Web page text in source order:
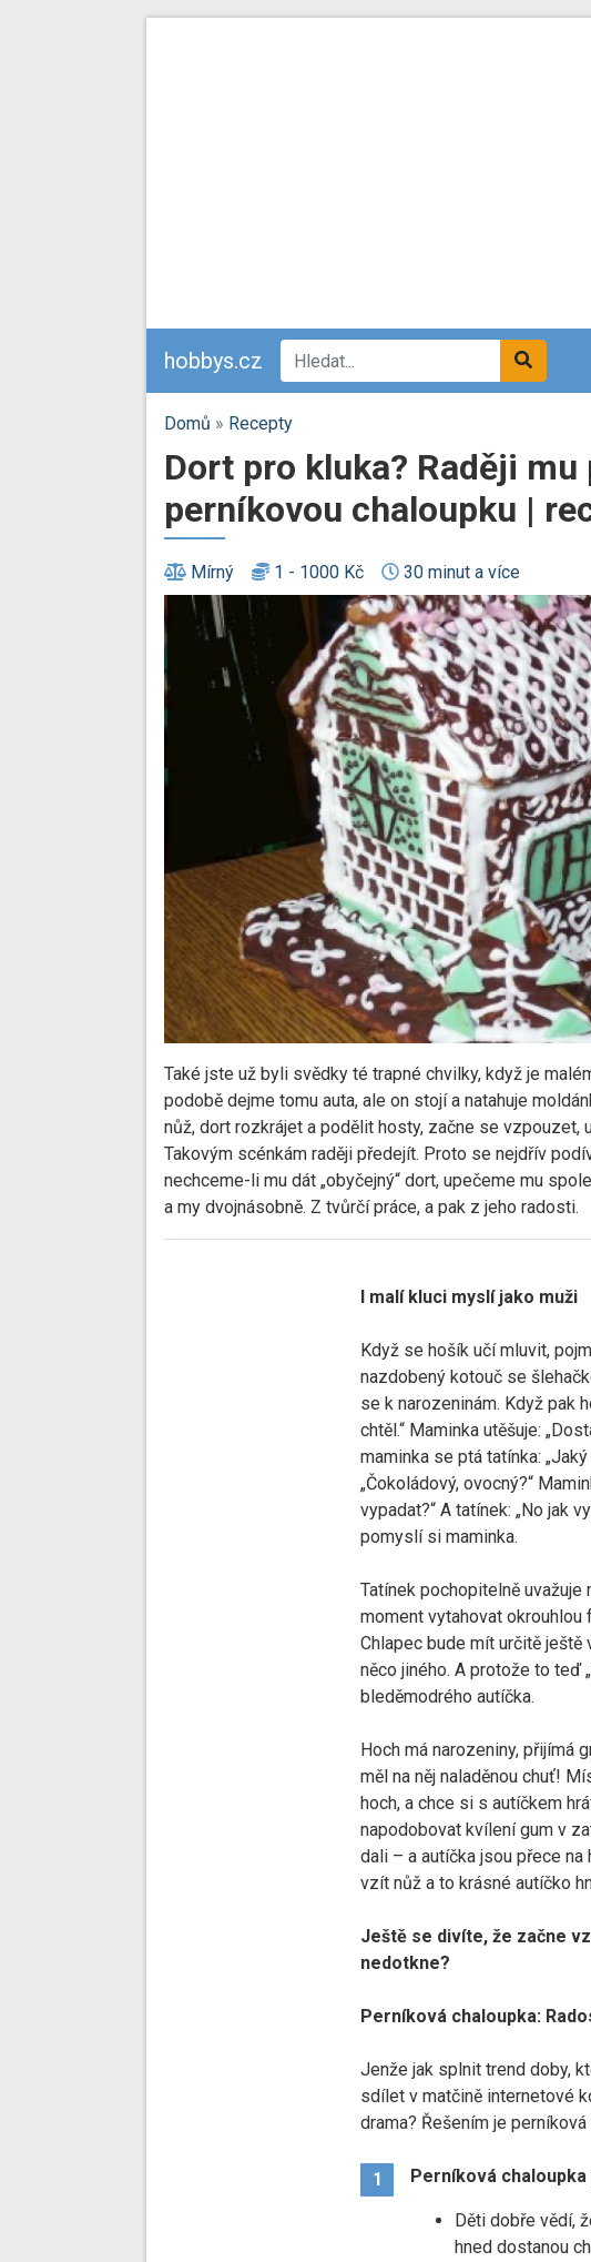
hobbys.cz
Domů » Recepty
Dort pro kluka? Raději
perníkovou chaloupku |
Mírný 1 - 1000 Kč 30 minut a více
Také jste už byli svědky té trapné chvilky, když je
podobě dejme tomu auta, ale on stojí a natahuje
nůž, dort rozkrájet a podělit hosty, začne se vzpouzet,
Takovým scénkám raději předejít. Proto se nejdřív
nechceme-li mu dát „obyčejný“ dort, upečeme mu
a my dvojnásobně. Z tvůrčí práce, a pak z jeho radosti.
I malí kluci myslí jako muži
Když se hošík učí mluvit,
nazdobený kotouč se
se k narozeninám. Když pak
chtěl.“ Maminka utěšuje:
maminka se ptá tatínka:
„Čokoládový, ovocný?“
vypadat?“ A tatínek: „No jak
pomyslí si maminka.
Tatínek pochopitelně
moment vytahovat okrouhlou
Chlapec bude mít určitě
něco jiného. A protože to teď
bleděmodrého autíčka.
Hoch má narozeniny, přijímá
měl na něj naladěnou chuť!
hoch, a chce si s autíčkem
napodobovat kvílení gum v
dali – a autíčka jsou přece
vzít nůž a to krásné autíčko
Ještě se divíte, že začne
nedotkne?
Perníková chaloupka:
Jenže jak splnit trend doby,
sdílet v matčině internetové
drama? Řešením je perníková
1 Perníková
Děti dobře vědí,
hned dostanou